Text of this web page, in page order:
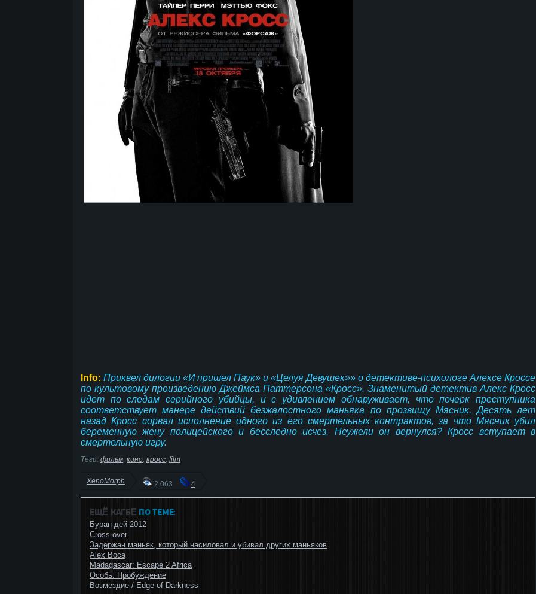
Info: Приквел дилогии «И пришел Паук» и «Целуя Девушек»» о детективе-психологе Алексе Кроссе
по культовому произведению Джеймса Паттерсона «Кросс». Знаменитый детектив Алекс Кросс
идет по следам серийного убийцы, и с удивлением обнаруживает, что почерк преступника
соответствует манере действий безжалостного маньяка по прозвищу Мясник. Десять лет
назад Кросс сорвал исполнение одного из его смертельных контрактов, за что Мясник убил
беременную жену полицейского и бесследно исчез. Неужели он вернулся? Кросс вступает в
смертельную игру.
Теги: фильм кино кросс film
XenoMorph 2 063 4
ЕЩЁ КАГБΕ ПО ТЕМЕ:
Буран-дей 2012
Cross-over
Задержан маньяк, который насиловал и убивал других маньяков
Alex Boca
Madagascar: Escape 2 Africa
Особь: Пробуждение
Возмездие / Edge of Darkness